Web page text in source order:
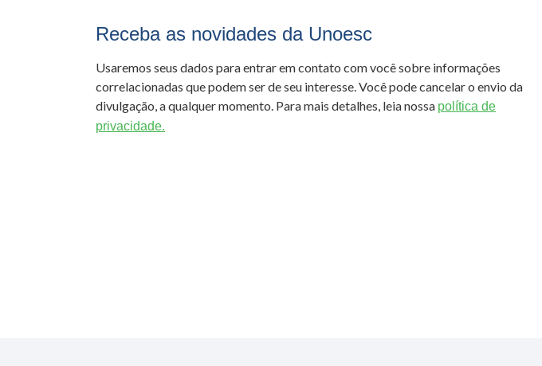
Receba as novidades da Unoesc
Usaremos seus dados para entrar em contato com você sobre informações
correlacionadas que podem ser de seu interesse. Você pode cancelar o envio da
divulgação, a qualquer momento. Para mais detalhes, leia nossa política de
privacidade.